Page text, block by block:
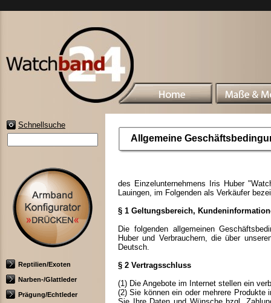
Schnellsuche
Reptilien/Exoten
Narben-/Glattleder
Prägung/Echtleder
Allgemeine
des Einzelunternehmens Iris Huber
Lauingen, im Folgenden als Verkäufer
§ 1 Geltungsbereich,
Die folgenden allgemeinen
Huber und Verbrauchern, die über
Deutsch.
§ 2 Vertragsschluss
(1) Die Angebote im Internet stellen ein
(2) Sie können ein oder mehrere